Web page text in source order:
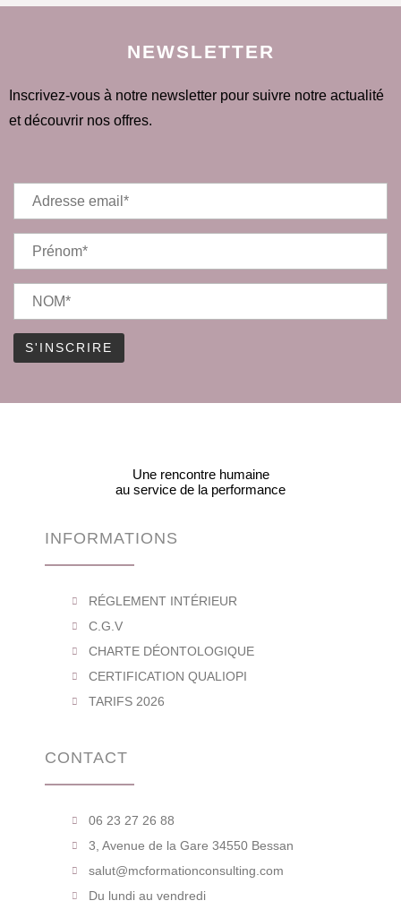
NEWSLETTER
Inscrivez-vous à notre newsletter pour suivre notre actualité
et découvrir nos offres.
Une rencontre humaine
au service de la performance
INFORMATIONS
RÉGLEMENT INTÉRIEUR
C.G.V
CHARTE DÉONTOLOGIQUE
CERTIFICATION QUALIOPI
TARIFS 2026
CONTACT
06 23 27 26 88
3, Avenue de la Gare 34550 Bessan
salut@mcformationconsulting.com
Du lundi au vendredi